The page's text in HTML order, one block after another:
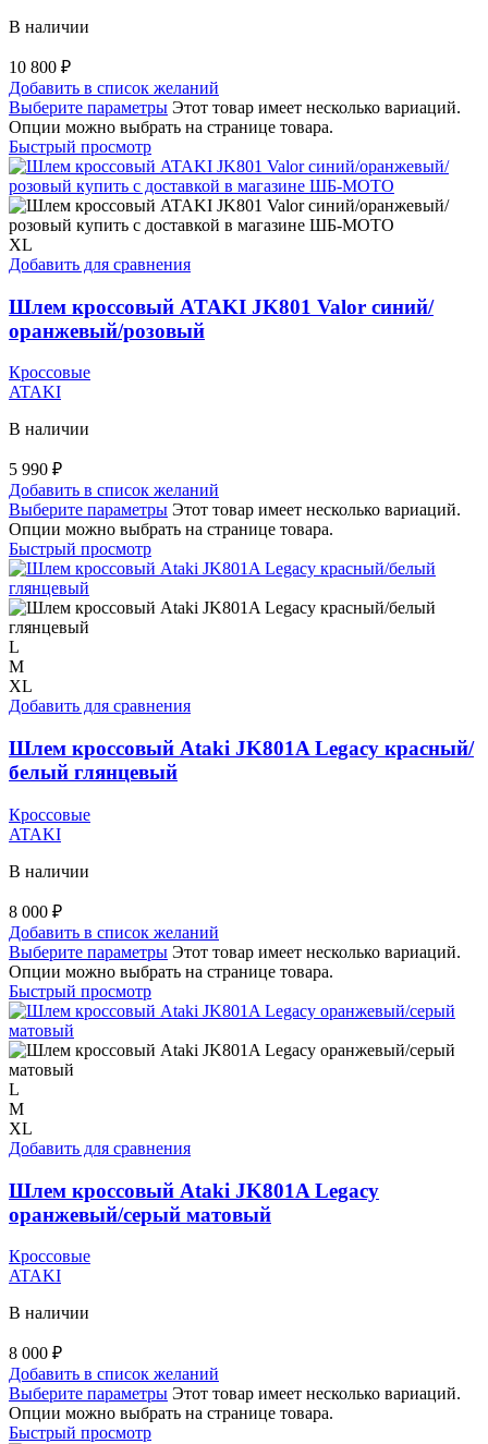
В наличии
10 800 ₽
Добавить в список желаний
Выберите параметры Этот товар имеет несколько вариаций.
Опции можно выбрать на странице товара.
Быстрый просмотр
XL
Добавить для сравнения
Шлем кроссовый ATAKI JK801 Valor синий/
оранжевый/розовый
Кроссовые
ATAKI
В наличии
5 990 ₽
Добавить в список желаний
Выберите параметры Этот товар имеет несколько вариаций.
Опции можно выбрать на странице товара.
Быстрый просмотр
L
M
XL
Добавить для сравнения
Шлем кроссовый Ataki JK801A Legacy красный/
белый глянцевый
Кроссовые
ATAKI
В наличии
8 000 ₽
Добавить в список желаний
Выберите параметры Этот товар имеет несколько вариаций.
Опции можно выбрать на странице товара.
Быстрый просмотр
L
M
XL
Добавить для сравнения
Шлем кроссовый Ataki JK801A Legacy
оранжевый/серый матовый
Кроссовые
ATAKI
В наличии
8 000 ₽
Добавить в список желаний
Выберите параметры Этот товар имеет несколько вариаций.
Опции можно выбрать на странице товара.
Быстрый просмотр